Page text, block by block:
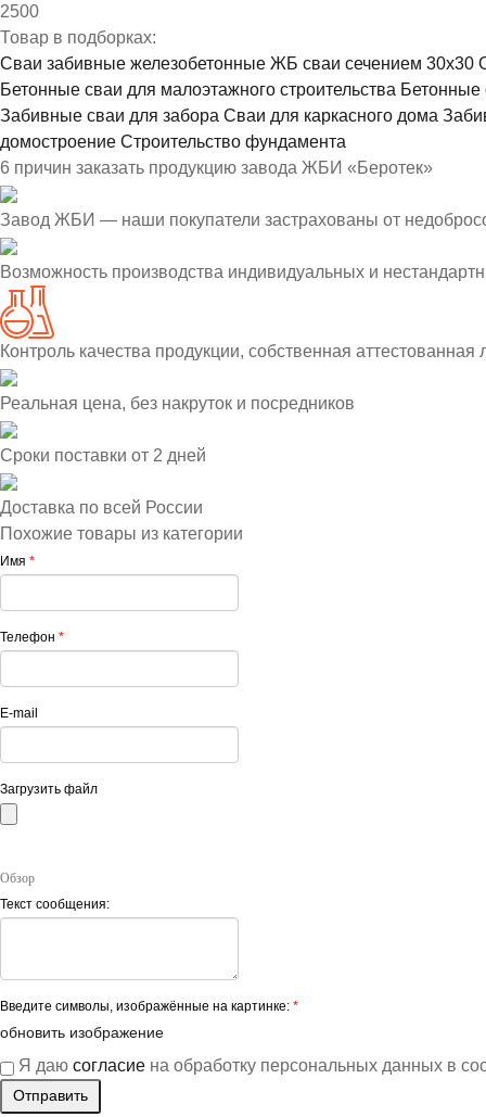
2500
Товар в подборках:
Сваи забивные железобетонные ЖБ сваи сечением 30х30
Бетонные сваи для малоэтажного строительства Бетонные
Забивные сваи для забора Сваи для каркасного дома
домостроение Строительство фундамента
6 причин заказать продукцию завода ЖБИ «Беротек»
Завод ЖБИ — наши покупатели застрахованы от
Возможность производства индивидуальных и
Контроль качества продукции, собственная аттестованная
Реальная цена, без накруток и посредников
Сроки поставки от 2 дней
Доставка по всей России
Похожие товары из категории
Имя *
Телефон *
E-mail
Загрузить файл
Обзор
Текст сообщения:
Введите символы, изображённые на картинке: *
обновить изображение
Я даю согласие на обработку персональных данных в